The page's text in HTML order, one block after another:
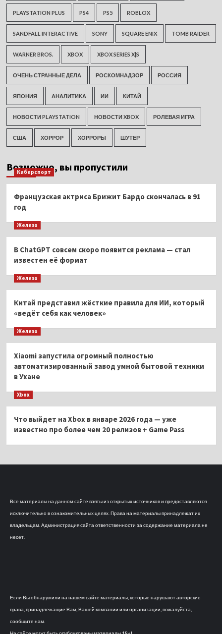
PLAYSTATION PLUS PS4 PS5 ROBLOX
SANDFALL INTERACTIVE SONY SQUARE ENIX TOMB RAIDER
WARNER BROS. XBOX XBOX SERIES X|S
ОЧЕНЬ СТРАННЫЕ ДЕЛА РОСКОМНАДЗОР РОССИЯ
ЯПОНИЯ АНАЛИТИКА ИИ КИТАЙ
НОВОСТИ PLAYSTATION НОВОСТИ XBOX РОЛЕВАЯ ИГРА
США ХОРРОР ХОРРОРЫ ШУТЕР
Возможно, вы пропустили
Киберспорт
Французская актриса Брижит Бардо скончалась в 91
год
Железо
В ChatGPT совсем скоро появится реклама — стал
известен её формат
Железо
Китай представил жёсткие правила для ИИ, который
«ведёт себя как человек»
Железо
Xiaomi запустила огромный полностью
автоматизированный завод умной бытовой техники
в Ухане
Xbox
Что выйдет на Xbox в январе 2026 года — уже
известно про более чем 20 релизов + Game Pass
Все материалы на данном сайте взяты из открытых источников и предоставляются
исключительно в ознакомительных целях. Права на материалы принадлежат их
владельцам. Администрация сайта ответственности за содержание материала не
несет.
Если Вы обнаружили на нашем сайте материалы, которые нарушают авторские
права, принадлежащие Вам, Вашей компании или организации, пожалуйста,
сообщите нам.